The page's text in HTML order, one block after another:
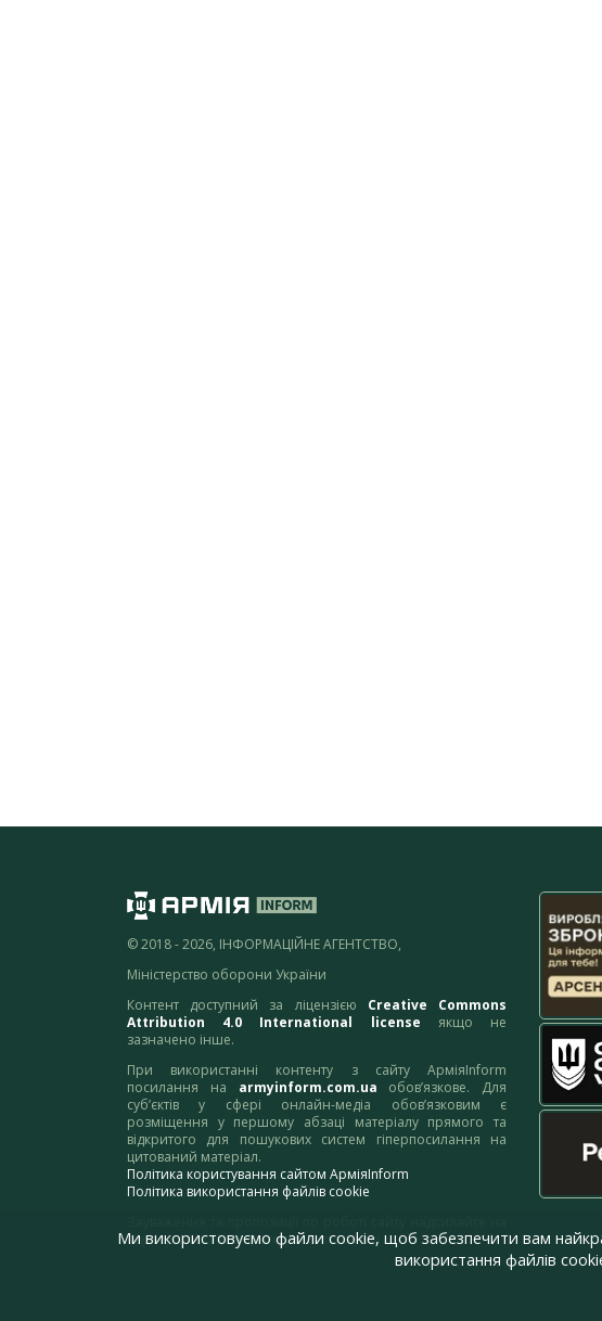
© 2018 - 2026, ІНФОРМАЦІЙНЕ АГЕНТСТВО,
Міністерство оборони України
Контент доступний за ліцензією Creative Commons
Attribution 4.0 International license якщо не
зазначено інше.
При використанні контенту з сайту АрміяInform
посилання на armyinform.com.ua обов’язкове. Для
суб’єктів у сфері онлайн-медіа обов’язковим є
розміщення у першому абзаці матеріалу прямого та
відкритого для пошукових систем гіперпосилання на
цитований матеріал.
Політика користування сайтом АрміяInform
Політика використання файлів cookie
адресу:webmaster@armyinform.com.ua
Ми використовуємо файли cookie, щоб забезпечити вам
використання файлів